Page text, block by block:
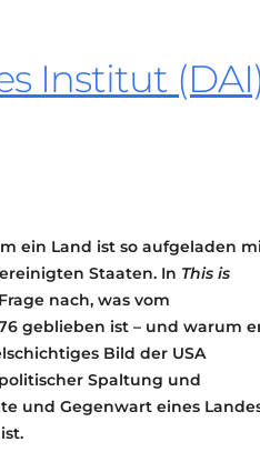
Institut
ein Land ist so aufgeladen
Staaten. In This is
nach, was vom
geblieben ist – und warum
Bild der USA
Spaltung und
und Gegenwart eines